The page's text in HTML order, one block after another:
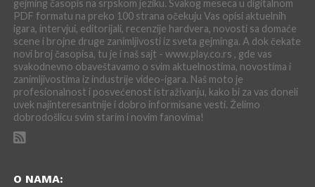
gejming časopis na srpskom jeziku. Svakog meseca u digitalnom
PDF formatu na preko 100 strana očekuju Vas opisi aktuelnih
igara, intervjui, editorijali, recenzije hardvera, novosti sa domaće
scene i brojne druge zanimljivosti iz sveta gejminga. A dok čekate
novi broj časopisa, tu je i naš sajt - www.play.co.rs , gde vas
svakodnevno obaveštavamo o svim aktuelnostima, novostima i
zanimljivostima iz industrije video-igara. Naš moto je
profesionalnost i posvećenost istraživanju, kako bi za vas doneli
uvek najinteresantnije i dobro informisane vesti. Želimo
dobrodošlicu svim starim i novim fanovima!
O NAMA: